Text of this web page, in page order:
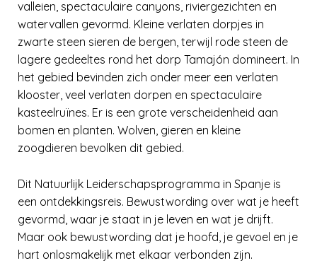
valleien, spectaculaire canyons, riviergezichten en
watervallen gevormd. Kleine verlaten dorpjes in
zwarte steen sieren de bergen, terwijl rode steen de
lagere gedeeltes rond het dorp Tamajón domineert. In
het gebied bevinden zich onder meer een verlaten
klooster, veel verlaten dorpen en spectaculaire
kasteelruïnes. Er is een grote verscheidenheid aan
bomen en planten. Wolven, gieren en kleine
zoogdieren bevolken dit gebied.
Dit Natuurlijk Leiderschapsprogramma in Spanje is
een ontdekkingsreis. Bewustwording over wat je heeft
gevormd, waar je staat in je leven en wat je drijft.
Maar ook bewustwording dat je hoofd, je gevoel en je
hart onlosmakelijk met elkaar verbonden zijn.